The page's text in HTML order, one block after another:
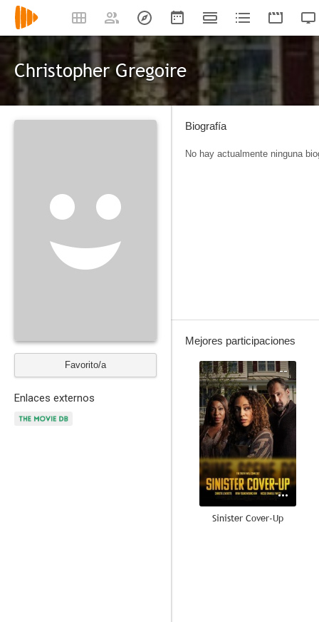
Christopher Gregoire
Favorito/a
Enlaces externos
Biografía
No hay actualmente ninguna
Mejores participaciones
--
Sinister Cover-Up